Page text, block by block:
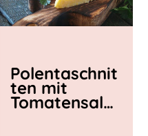
Polentaschnit
ten mit
Tomatensalat